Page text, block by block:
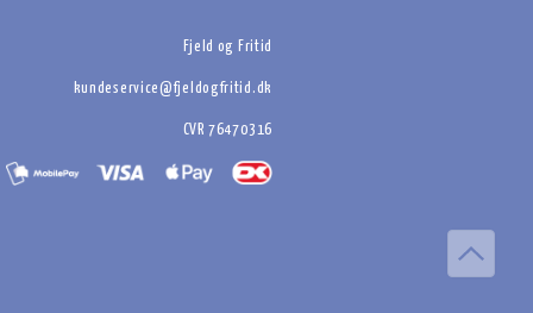
Fjeld og Fritid
kundeservice@fjeldogfritid.dk
CVR 76470316